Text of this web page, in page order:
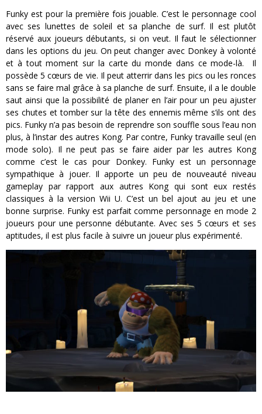
Funky est pour la première fois jouable. C’est le personnage cool
avec ses lunettes de soleil et sa planche de surf. Il est plutôt
réservé aux joueurs débutants, si on veut. Il faut le sélectionner
dans les options du jeu. On peut changer avec Donkey à volonté
et à tout moment sur la carte du monde dans ce mode-là. Il
possède 5 cœurs de vie. Il peut atterrir dans les pics ou les ronces
sans se faire mal grâce à sa planche de surf. Ensuite, il a le double
saut ainsi que la possibilité de planer en l’air pour un peu ajuster
ses chutes et tomber sur la tête des ennemis même s’ils ont des
pics. Funky n’a pas besoin de reprendre son souffle sous l’eau non
plus, à l’instar des autres Kong. Par contre, Funky travaille seul (en
mode solo). Il ne peut pas se faire aider par les autres Kong
comme c’est le cas pour Donkey. Funky est un personnage
sympathique à jouer. Il apporte un peu de nouveauté niveau
gameplay par rapport aux autres Kong qui sont eux restés
classiques à la version Wii U. C’est un bel ajout au jeu et une
bonne surprise. Funky est parfait comme personnage en mode 2
joueurs pour une personne débutante. Avec ses 5 cœurs et ses
aptitudes, il est plus facile à suivre un joueur plus expérimenté.